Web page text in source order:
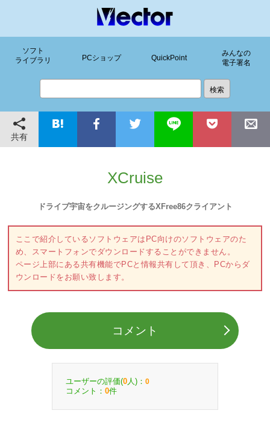
ソフト
ライブラリ
PCショップ QuickPoint
みんなの
電子署名
共有
XCruise
ドライブ宇宙をクルージングするXFree86クライアント
ここで紹介しているソフトウェアはPC向けのソフトウェアのた
め、スマートフォンでダウンロードすることができません。
ページ上部にある共有機能でPCと情報共有して頂き、PCからダ
ウンロードをお願い致します。
コメント
ユーザーの評価(0 人)： 0
コメント： 0件